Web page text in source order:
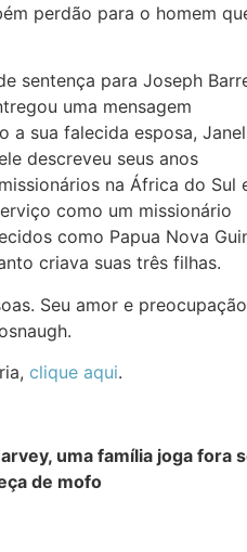
perdão para o homem
sentença para Joseph
uma mensagem
a sua falecida esposa,
descreveu seus anos
na África do Sul
como um missionário
como Papua Nova
criava suas três filhas.
Seu amor e preocupação
clique aqui.
uma família joga fora
de mofo